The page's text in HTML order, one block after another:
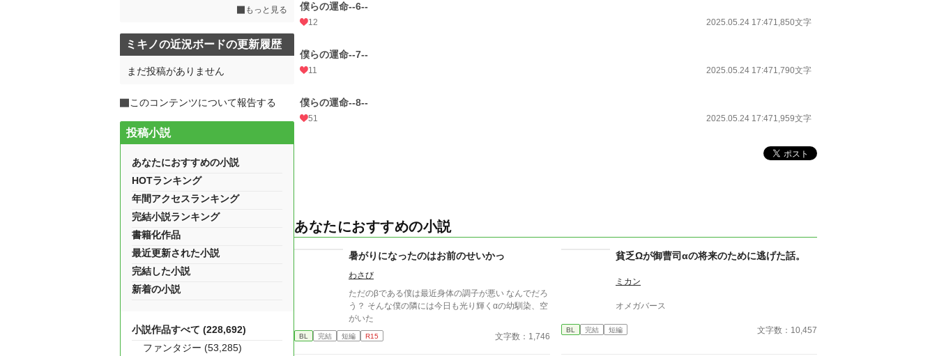
僕らの運命--6--
12 2025.05.24 17:471,850文字
僕らの運命--7--
11 2025.05.24 17:471,790文字
僕らの運命--8--
51 2025.05.24 17:471,959文字
あなたにおすすめの小説
暑がりになったのはお前のせいかっ
わさび
ただのβである僕は最近身体の調子が悪い なんでだろ
う？ そんな僕の隣には今日も光り輝くαの幼馴染、空
がいた
BL 完結 短編 R15 文字数：1,746
貧乏Ωが御曹司αの将来のために逃げた話。
ミカン
オメガバース
BL 完結 短編 文字数：10,457
もっと見る
ミキノの近況ボードの更新履歴
まだ投稿がありません
このコンテンツについて報告する
投稿小説
あなたにおすすめの小説
HOTランキング
年間アクセスランキング
完結小説ランキング
書籍化作品
最近更新された小説
完結した小説
新着の小説
小説作品すべて (228,692)
ファンタジー (53,285)